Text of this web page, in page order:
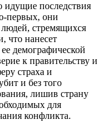
идущие последствия
первых, они
стремящихся
что нанесет
демографической
к правительству и
страха и
и без того
лишив страну
для
конфликта.